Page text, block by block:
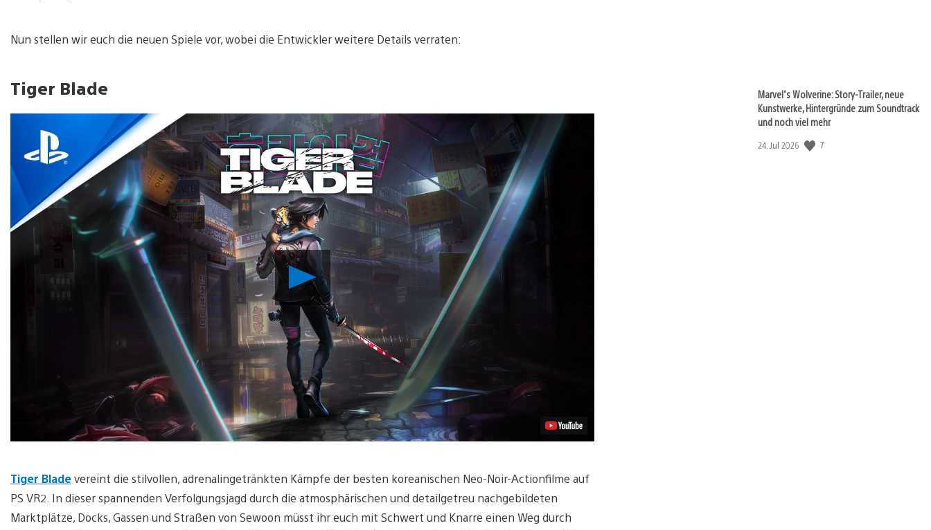
Nun stellen wir euch die neuen Spiele vor, wobei die Entwickler weitere Details verraten:
Tiger Blade
Video
abspielen
Tiger Bladevereint die stilvollen, adrenalingetränkten Kämpfe der besten koreanischen Neo-Noir-Actionfilme auf
PS VR2. In dieser spannenden Verfolgungsjagd durch die atmosphärischen und detailgetreu nachgebildeten
Marktplätze, Docks, Gassen und Straßen von Sewoon müsst ihr euch mit Schwert und Knarre einen Weg durch
Marvel‘s Wolverine: Story-Trailer, neue
Kunstwerke, Hintergründe zum Soundtrack
und noch viel mehr
Veröffentlichungsdatum:
24. Jul 2026 7